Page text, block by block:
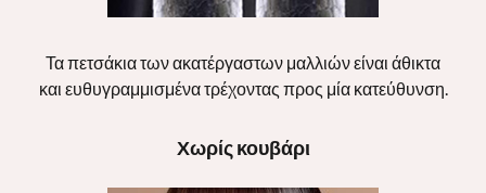
Τα πετσάκια των ακατέργαστων μαλλιών είναι άθικτα
και ευθυγραμμισμένα τρέχοντας προς μία κατεύθυνση.
Χωρίς κουβάρι